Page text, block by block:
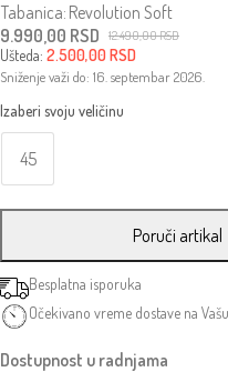
Tabanica: Revolution Soft
12.490,00RSD
Originalna
cena
je
bila:
12.490,00 RSD.
9.990,00 RSD
Trenutna
cena
je:
9.990,00 RSD.
Ušteda: 2.500,00RSD
Sniženje važi do: 16. septembar 2026.
45
Poruči artikal
Besplatna isporuka
Očekivano vreme dostave na
Dostupnost u radnjama